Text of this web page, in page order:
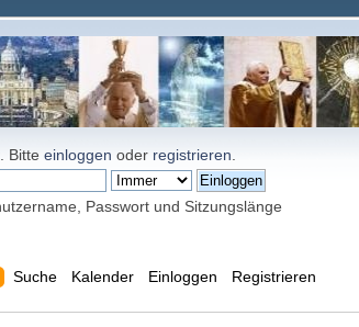
. Bitteeinloggen oder registrieren
Passwort und Sitzungslänge
Suche Kalender Einloggen Registrieren